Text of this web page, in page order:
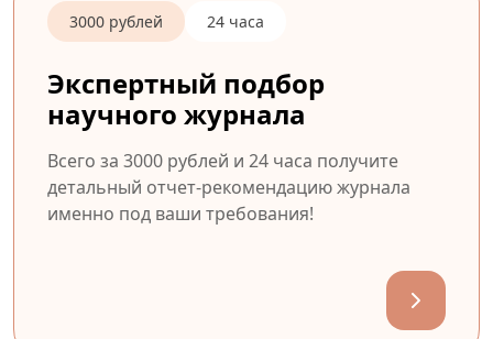
3000 рублей 24 часа
Экспертный подбор
научного журнала
Всего за 3000 рублей и 24 часа получите
детальный отчет-рекомендацию журнала
именно под ваши требования!